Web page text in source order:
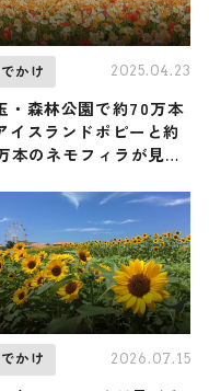
かけ 2025.04.23
・森林公園で約70万本
イスランドポピーと約
本のネモフィラが見頃
かけ 2026.07.15